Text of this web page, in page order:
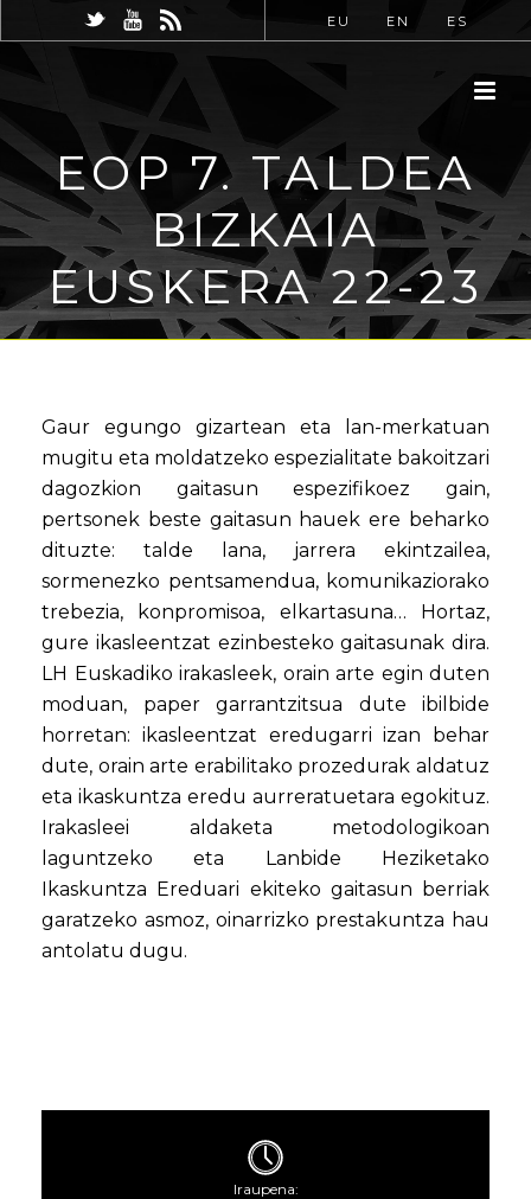
EU EN ES
EOP 7. TALDEA
BIZKAIA
EUSKERA 22-23
Gaur egungo gizartean eta lan-merkatuan
mugitu eta moldatzeko espezialitate bakoitzari
dagozkion gaitasun espezifikoez gain,
pertsonek beste gaitasun hauek ere beharko
dituzte: talde lana, jarrera ekintzailea,
sormenezko pentsamendua, komunikaziorako
trebezia, konpromisoa, elkartasuna… Hortaz,
gure ikasleentzat ezinbesteko gaitasunak dira.
LH Euskadiko irakasleek, orain arte egin duten
moduan, paper garrantzitsua dute ibilbide
horretan: ikasleentzat eredugarri izan behar
dute, orain arte erabilitako prozedurak aldatuz
eta ikaskuntza eredu aurreratuetara egokituz.
Irakasleei aldaketa metodologikoan
laguntzeko eta Lanbide Heziketako
Ikaskuntza Ereduari ekiteko gaitasun berriak
garatzeko asmoz, oinarrizko prestakuntza hau
antolatu dugu.
Iraupena: